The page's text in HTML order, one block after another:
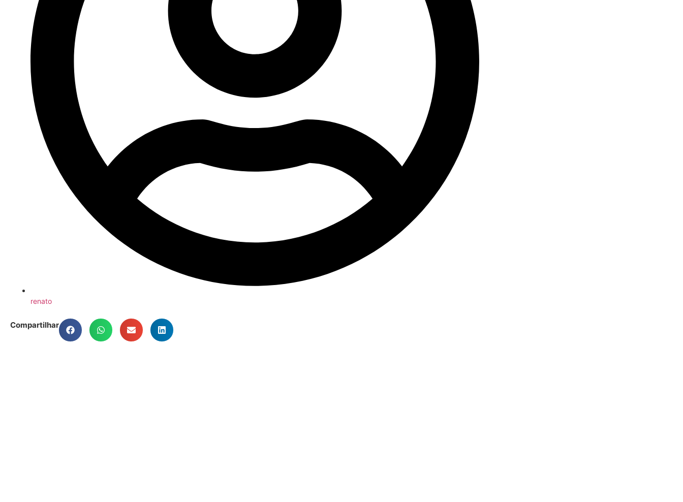
renato
Compartilhar